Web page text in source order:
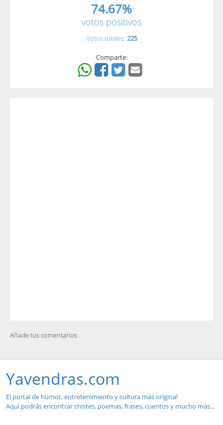
74.67%
votos positivos
Votos totales: 225
Comparte:
Añade tus comentarios
Yavendras.com
El portal de humor, entretenimiento y cultura más original
Aquí podrás encontrar chistes, poemas, frases, cuentos y mucho más...